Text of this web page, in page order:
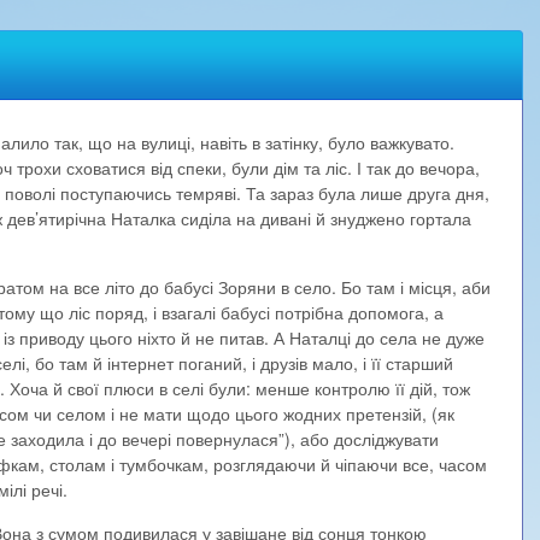
так, що на вулиці, навіть в затінку, було важкувато.
сховатися від спеки, були дім та ліс. І так до вечора,
поступаючись темряві. Та зараз була лише друга дня,
Наталка сиділа на дивані й знуджено гортала
на все літо до бабусі Зоряни в село. Бо там і місця, аби
що ліс поряд, і взагалі бабусі потрібна допомога, а
приводу цього ніхто й не питав. А Наталці до села не дуже
бо там й інтернет поганий, і друзів мало, і її старший
й свої плюси в селі були: менше контролю її дій, тож
чи селом і не мати щодо цього жодних претензій, (як
і до вечері повернулася”), або досліджувати
столам і тумбочкам, розглядаючи й чіпаючи все, часом
речі.
з сумом подивилася у завішане від сонця тонкою